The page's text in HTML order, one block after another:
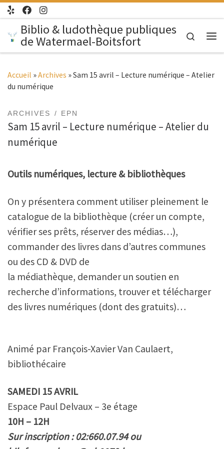
Passer au contenu
Biblio & ludothèque publiques
de Watermael-Boitsfort
Search
Accueil »Archives »Sam 15 avril – Lecture numérique – Atelier
du numérique
ARCHIVES EPN
Sam 15 avril – Lecture numérique – Atelier du
numérique
Outils numériques, lecture & bibliothèques
On y présentera comment utiliser pleinement le
catalogue de la bibliothèque (créer un compte,
vérifier ses prêts, réserver des médias…),
commander des livres dans d’autres communes
ou des CD & DVD de
la médiathèque, demander un soutien en
recherche d’informations, trouver et télécharger
des livres numériques (dont des gratuits)…
Animé par François-Xavier Van Caulaert,
bibliothécaire
SAMEDI 15 AVRIL
Espace Paul Delvaux – 3e étage
10H – 12H
Sur inscription : 02:660.07.94 ou